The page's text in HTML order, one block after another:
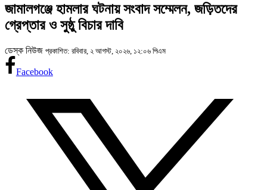
জামালগঞ্জে হামলার ঘটনায় সংবাদ সম্মেলন, জড়িতদের
গ্রেপ্তার ও সুষ্ঠু বিচার দাবি
ডেস্ক নিউজ প্রকাশিত: রবিবার, ২ আগস্ট, ২০২৬, ১২:০৬ পিএম
Facebook